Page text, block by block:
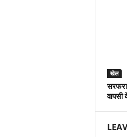
खेल
वापसी